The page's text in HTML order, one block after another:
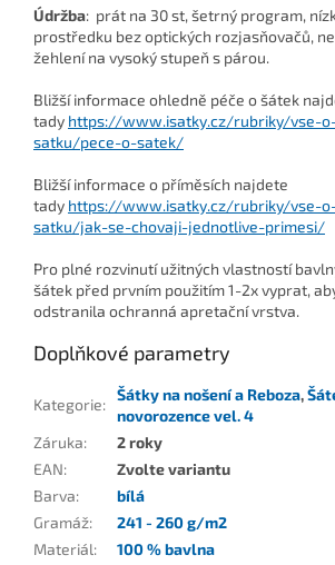
Údržba: prát na 30 st, šetrný program,
prostředku bez optických rozjasňovačů,
žehlení na vysoký stupeň s párou.
Bližší informace ohledně péče o šátek
tady https://www.isatky.cz/rubriky/vse-
satku/pece-o-satek/
Bližší informace o příměsích najdete
tady https://www.isatky.cz/rubriky/vse-
satku/jak-se-chovaji-jednotlive-primesi/
Pro plné rozvinutí užitných vlastností
šátek před prvním použitím 1-2x vyprat,
odstranila ochranná apretační vrstva.
Doplňkové parametry
Kategorie:
Šátky na nošení a Reboza,
novorozence vel. 4
Záruka:
2 roky
EAN:
Zvolte variantu
Barva:
bílá
Gramáž:
241 - 260 g/m2
Materiál:
100 % bavlna